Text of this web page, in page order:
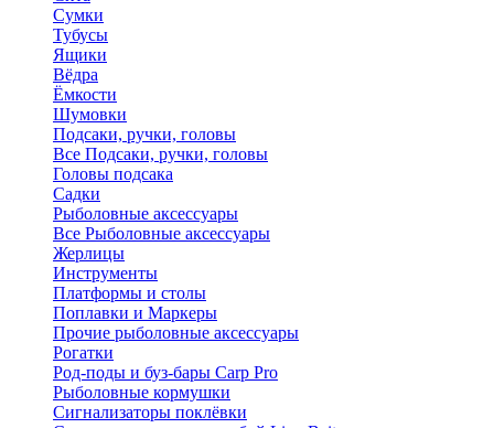
Сумки
Тубусы
Ящики
Вёдра
Ёмкости
Шумовки
Подсаки, ручки, головы
Все Подсаки, ручки, головы
Головы подсака
Садки
Рыболовные аксессуары
Все Рыболовные аксессуары
Жерлицы
Инструменты
Платформы и столы
Поплавки и Маркеры
Прочие рыболовные аксессуары
Рогатки
Род-поды и буз-бары Carp Pro
Рыболовные кормушки
Сигнализаторы поклёвки